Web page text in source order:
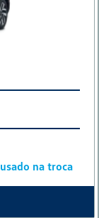
na troca